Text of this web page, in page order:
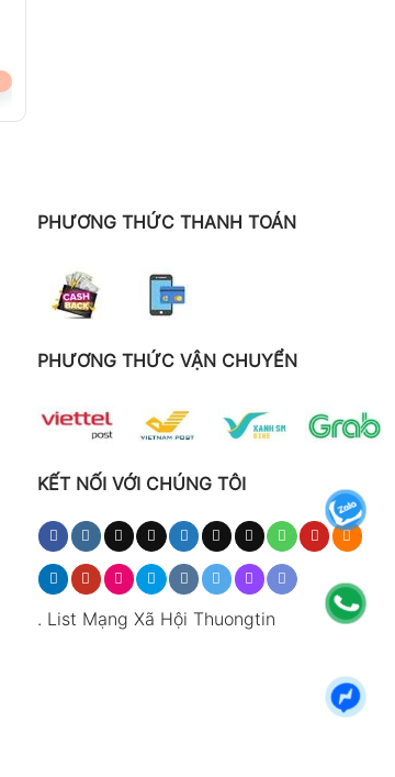
PHƯƠNG THỨC THANH TOÁN
PHƯƠNG THỨC VẬN CHUYỂN
KẾT NỐI VỚI CHÚNG TÔI
. List Mạng Xã Hội Thuongtin